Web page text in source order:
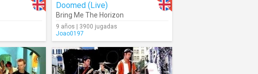
Doomed (Live)
Bring Me The Horizon
9 años | 3900 jugadas
Joao0197